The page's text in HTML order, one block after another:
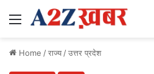
Menu
Home /राज्य/उत्तर प्रदेश